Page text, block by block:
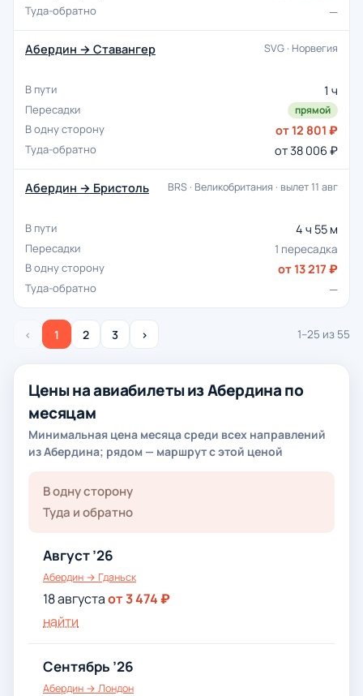
—
Абердин → Ставангер SVG · Норвегия
1 ч
прямой
от 12 801 ₽
от 38 006 ₽
Абердин → Бристоль BRS · Великобритания · вылет 11 авг
4 ч 55 м
1 пересадка
от 13 217 ₽
—
‹ 1 2 3 › 1–25 из 55
Цены на авиабилеты из Абердина по
месяцам
Минимальная цена месяца среди всех направлений
из Абердина; рядом — маршрут с этой ценой
В одну сторону
Туда и обратно
Август ’26
Абердин → Гданьск
18 августаот 3 474 ₽
найти
Сентябрь ’26
Абердин → Лондон